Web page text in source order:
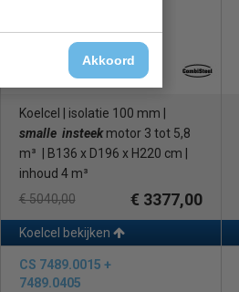
Akkoord
Koelcel | isolatie 100 mm |
smalle insteekmotor 3 tot 5,8
m³ | B136 x D196 x H220 cm |
inhoud 4 m³
€ 5040,00
€ 3377,00
Koelcel bekijken
CS 7489.0015 +
7489.0405